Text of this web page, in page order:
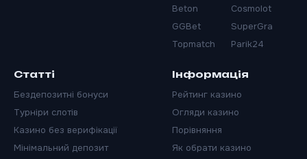
Beton
Cosmolot
GGBet
SuperGra
Topmatch
Parik24
Статті
Бездепозитні бонуси
Турніри слотів
Казино без верифікації
Мінімальний депозит
Інформація
Рейтинг казино
Огляди казино
Порівняння
Як обрати казино